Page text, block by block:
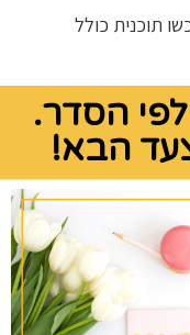
תוכנית כולל
הסדר.
הבא!